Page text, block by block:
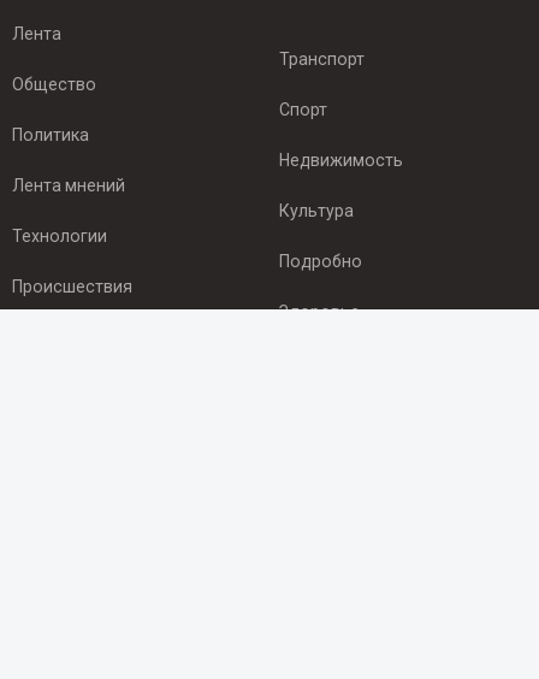
Лента
Общество
Политика
Лента мнений
Технологии
Происшествия
Транспорт
Спорт
Недвижимость
Культура
Подробно
Здоровье